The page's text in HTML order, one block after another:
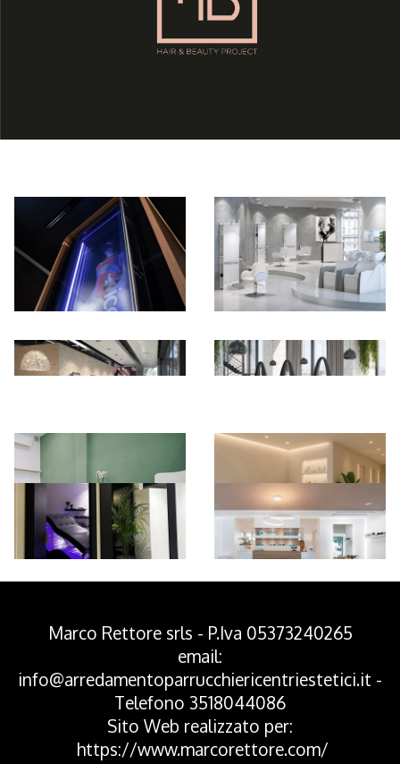
Marco Rettore srls - P.Iva 05373240265
email:
info@arredamentoparrucchiericentriestetici.it -
Telefono 3518044086
Sito Web realizzato per:
https://www.marcorettore.com/